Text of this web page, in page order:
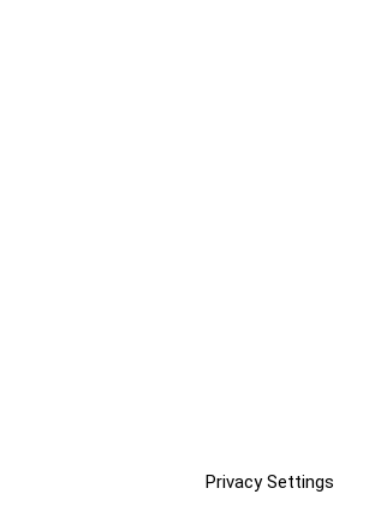
Privacy Settings